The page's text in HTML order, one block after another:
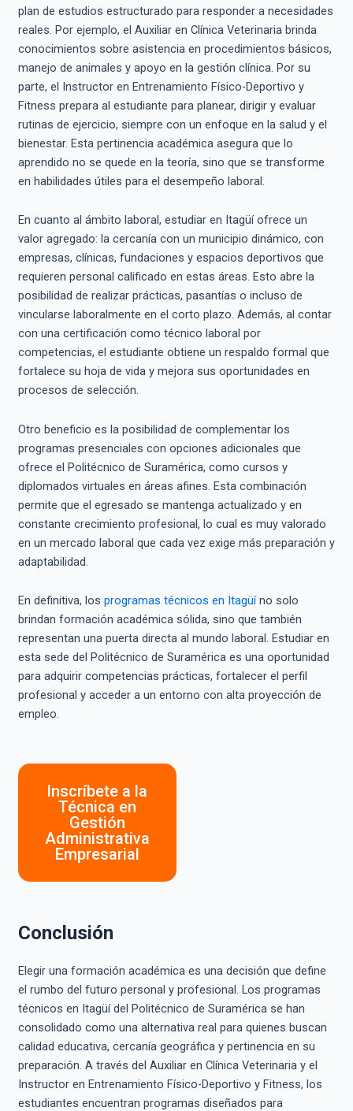
plan de estudios estructurado para responder a necesidades
reales. Por ejemplo, el Auxiliar en Clínica Veterinaria brinda
conocimientos sobre asistencia en procedimientos básicos,
manejo de animales y apoyo en la gestión clínica. Por su
parte, el Instructor en Entrenamiento Físico-Deportivo y
Fitness prepara al estudiante para planear, dirigir y evaluar
rutinas de ejercicio, siempre con un enfoque en la salud y el
bienestar. Esta pertinencia académica asegura que lo
aprendido no se quede en la teoría, sino que se transforme
en habilidades útiles para el desempeño laboral.
En cuanto al ámbito laboral, estudiar en Itagüí ofrece un
valor agregado: la cercanía con un municipio dinámico, con
empresas, clínicas, fundaciones y espacios deportivos que
requieren personal calificado en estas áreas. Esto abre la
posibilidad de realizar prácticas, pasantías o incluso de
vincularse laboralmente en el corto plazo. Además, al contar
con una certificación como técnico laboral por
competencias, el estudiante obtiene un respaldo formal que
fortalece su hoja de vida y mejora sus oportunidades en
procesos de selección.
Otro beneficio es la posibilidad de complementar los
programas presenciales con opciones adicionales que
ofrece el Politécnico de Suramérica, como cursos y
diplomados virtuales en áreas afines. Esta combinación
permite que el egresado se mantenga actualizado y en
constante crecimiento profesional, lo cual es muy valorado
en un mercado laboral que cada vez exige más preparación y
adaptabilidad.
En definitiva, los programas técnicos en Itagüíno solo
brindan formación académica sólida, sino que también
representan una puerta directa al mundo laboral. Estudiar en
esta sede del Politécnico de Suramérica es una oportunidad
para adquirir competencias prácticas, fortalecer el perfil
profesional y acceder a un entorno con alta proyección de
empleo.
Inscríbete a la
Técnica en
Gestión
Administrativa
Empresarial
Conclusión
Elegir una formación académica es una decisión que define
el rumbo del futuro personal y profesional. Los programas
técnicos en Itagüí del Politécnico de Suramérica se han
consolidado como una alternativa real para quienes buscan
calidad educativa, cercanía geográfica y pertinencia en su
preparación. A través del Auxiliar en Clínica Veterinaria y el
Instructor en Entrenamiento Físico-Deportivo y Fitness, los
estudiantes encuentran programas diseñados para